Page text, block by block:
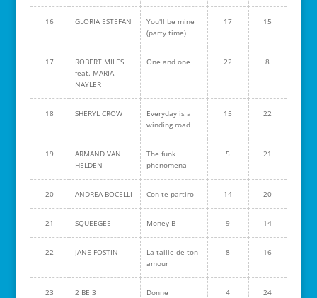
16 GLORIA ESTEFAN
You'll be mine
(party time)
17 15
17
ROBERT MILES
feat. MARIA
NAYLER
One and one 22 8
18 SHERYL CROW
Everyday is a
winding road
15 22
19
ARMAND VAN
HELDEN
The funk
phenomena
5 21
20 ANDREA BOCELLI Con te partiro 14 20
21 SQUEEGEE Money B 9 14
22 JANE FOSTIN
La taille de ton
amour
8 16
23 2 BE 3 Donne 4 24